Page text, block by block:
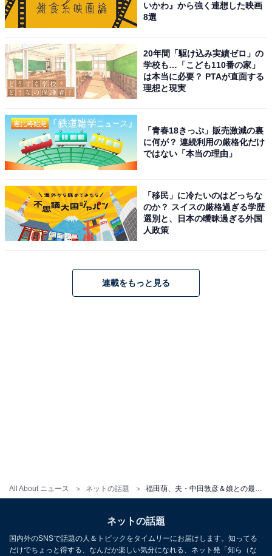
All About ニュース ネットの話題
いかわ』から強く連想した映画
8選
20年間「駆け込み実績ゼロ」の
学校も…「こども110番の家」
は本当に必要？ PTAが直面する
理想と現実
「青春18きっぷ」販売激減の裏
に何が？ 連続利用の厳格化だけ
ではない「本当の理由」
「移民」に冷たいのはどっちな
のか？ スイスの厳格過ぎる学歴
選別と、日本の曖昧過ぎる外国
人政策
連載をもっと見る
ネットの話題
国内外のSNSで話題の人＆トピックをタイムリーにお届けします。知ってる
だけでちょっと得する、なんだか楽しい気分になれる、ネット発「知ら（な